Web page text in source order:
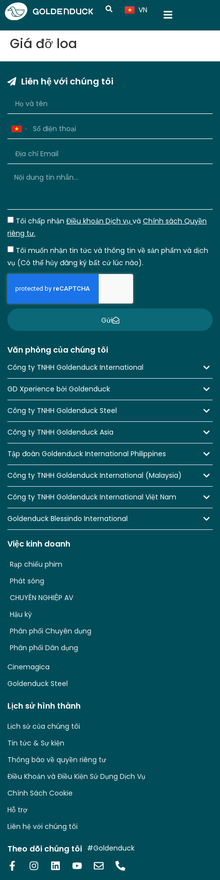
VN
CN
Giá đỡ loa
Văn phòng của chúng tôi
Công ty TNHH Goldenduck International
GD Xperience bởi Goldenduck
Công ty TNHH Goldenduck Steel
Công ty TNHH Goldenduck Asia
Tập đoàn Goldenduck International Philippines
Công ty TNHH Goldenduck International (Malaysia)
Công ty TNHH Goldenduck International Việt Nam
Goldenduck Blessindo International
Việc kinh doanh
Phân phối Dân dụng
Phân phối Chuyên dụng
Hậu kỳ
CHUYÊN NGHIỆP AV
Phát sóng
Rạp chiếu phim
Cinemagica
Goldenduck Steel
Lịch sử hình thành
Lịch sử của chúng tôi
Tin tức & Sự kiện
Thông báo về quyền riêng tư
Điều Khoản và Điều Kiện Sử Dụng Dịch Vụ
Chính Sách Cookie
Hỗ trợ
Liên hệ với chúng tôi
Theo dõi chúng tôi #Goldenduck
Liên hệ với chúng tôi
Vietnam
Tôi chấp nhận Điều khoản Dịch vụ và Chính sách Quyền
riêng tư.
Tôi muốn nhận tin tức và thông tin về sản phẩm và dịch
vụ (Có thể hủy đăng ký bất cứ lúc nào).
Gửi